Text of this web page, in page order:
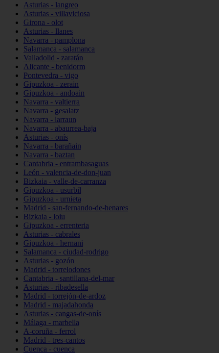
Asturias - langreo
Asturias - villaviciosa
Girona - olot
Asturias - llanes
Navarra - pamplona
Salamanca - salamanca
Valladolid - zaratán
Alicante - benidorm
Pontevedra - vigo
Gipuzkoa - zerain
Gipuzkoa - andoain
Navarra - valtierra
Navarra - gesalatz
Navarra - larraun
Navarra - abaurrea-baja
Asturias - onís
Navarra - barañain
Navarra - baztan
Cantabria - entrambasaguas
León - valencia-de-don-juan
Bizkaia - valle-de-carranza
Gipuzkoa - usurbil
Gipuzkoa - urnieta
Madrid - san-fernando-de-henares
Bizkaia - loiu
Gipuzkoa - errenteria
Asturias - cabrales
Gipuzkoa - hernani
Salamanca - ciudad-rodrigo
Asturias - gozón
Madrid - torrelodones
Cantabria - santillana-del-mar
Asturias - ribadesella
Madrid - torrejón-de-ardoz
Madrid - majadahonda
Asturias - cangas-de-onís
Málaga - marbella
A-coruña - ferrol
Madrid - tres-cantos
Cuenca - cuenca